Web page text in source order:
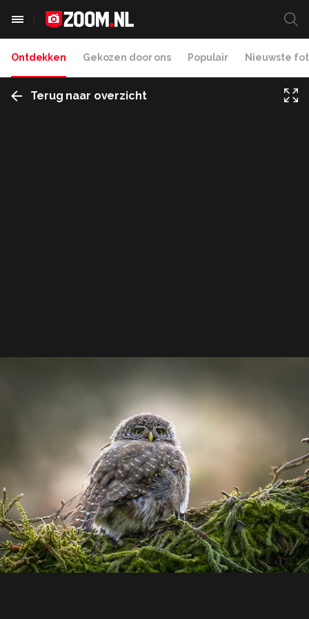
Ontdekken Gekozen door ons Populair Nieuwste
Terug naar overzicht